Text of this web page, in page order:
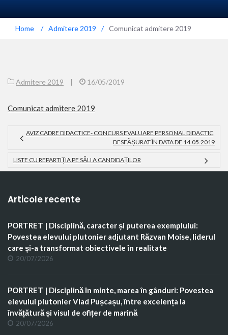
Home / Admitere 2019 / Comunicat admitere 2019
Admitere 2019 16/05/2019
Comunicat admitere 2019
AVIZ CADRE DIDACTICE- CONCURS EVALUARE PERSONAL DIDACTIC,
DESFĂȘURAT ÎN DATA DE 14.05.2019
LISTE CU REPARTIȚIA PE SĂLI A CANDIDAȚILOR
Articole recente
PORTRET | Disciplină, caracter și puterea exemplului:
Povestea elevului plutonier adjutant Răzvan Moise, liderul
care și-a transformat obiectivele în realitate
20/07/2026
PORTRET | Disciplină în minte, marea în gânduri: Povestea
elevului plutonier Vlad Pușcașu, între excelența la
învățătură și visul de ofițer de marină
20/07/2026